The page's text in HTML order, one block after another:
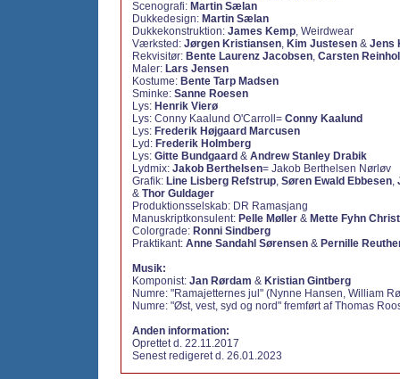
Scenografi: Martin Sælan
Dukkedesign: Martin Sælan
Dukkekonstruktion: James Kemp, Weirdwear
Værksted: Jørgen Kristiansen, Kim Justesen & Jens
Rekvisitør: Bente Laurenz Jacobsen, Carsten
Maler: Lars Jensen
Kostume: Bente Tarp Madsen
Sminke: Sanne Roesen
Lys: Henrik Vierø
Lys: Conny Kaalund O'Carroll= Conny Kaalund
Lys: Frederik Højgaard Marcusen
Lyd: Frederik Holmberg
Lys: Gitte Bundgaard & Andrew Stanley Drabik
Lydmix: Jakob Berthelsen= Jakob Berthelsen Nørløv
Grafik: Line Lisberg Refstrup, Søren Ewald Ebbesen,
& Thor Guldager
Produktionsselskab: DR Ramasjang
Manuskriptkonsulent: Pelle Møller & Mette Fyhn
Colorgrade: Ronni Sindberg
Praktikant: Anne Sandahl Sørensen & Pernille
Musik:
Komponist: Jan Rørdam & Kristian Gintberg
Numre: "Ramajetternes jul" (Nynne Hansen, William
Numre: "Øst, vest, syd og nord" fremført af Thomas
Anden information:
Oprettet d. 22.11.2017
Senest redigeret d. 26.01.2023